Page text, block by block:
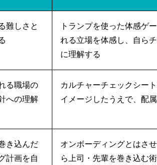
難しさと
トランプを使った体感ゲ
れる立場を体感し、自ら
に理解する
る職場の
への理解
カルチャーチェックシー
イメージしたうえで、配
き込んだ
計画を自
オンボーディングとはさ
ら上司・先輩を巻き込む